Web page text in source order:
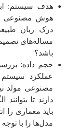
هدف سیستم:
هوش مصنوعی
درک زبان
مساله‌های
باشد؟
حجم داده:
عملکرد
مصنوعی مولد
دارند تا
باید معماری را
مدل‌ها را با